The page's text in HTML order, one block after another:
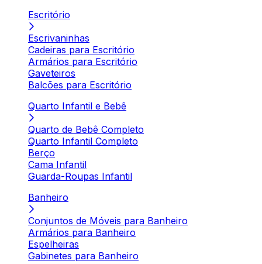
Escritório
Escrivaninhas
Cadeiras para Escritório
Armários para Escritório
Gaveteiros
Balcões para Escritório
Quarto Infantil e Bebê
Quarto de Bebê Completo
Quarto Infantil Completo
Berço
Cama Infantil
Guarda-Roupas Infantil
Banheiro
Conjuntos de Móveis para Banheiro
Armários para Banheiro
Espelheiras
Gabinetes para Banheiro